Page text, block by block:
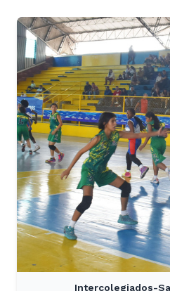
Intercolegiados-